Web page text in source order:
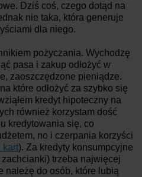
Dziś coś, czego dotąd na
nie taka, która generuje
dla niego.
pożyczania. Wychodzę
pasa i zakup odłożyć w
zaoszczędzone pieniądze.
które odłożyć za szybko się
kredyt hipoteczny na
również korzystam dość
kredytowania się, co
no i czerpania korzyści
kart). Za kredyty konsumpcyjne
trzeba najwięcej
należę do osób, które lubią